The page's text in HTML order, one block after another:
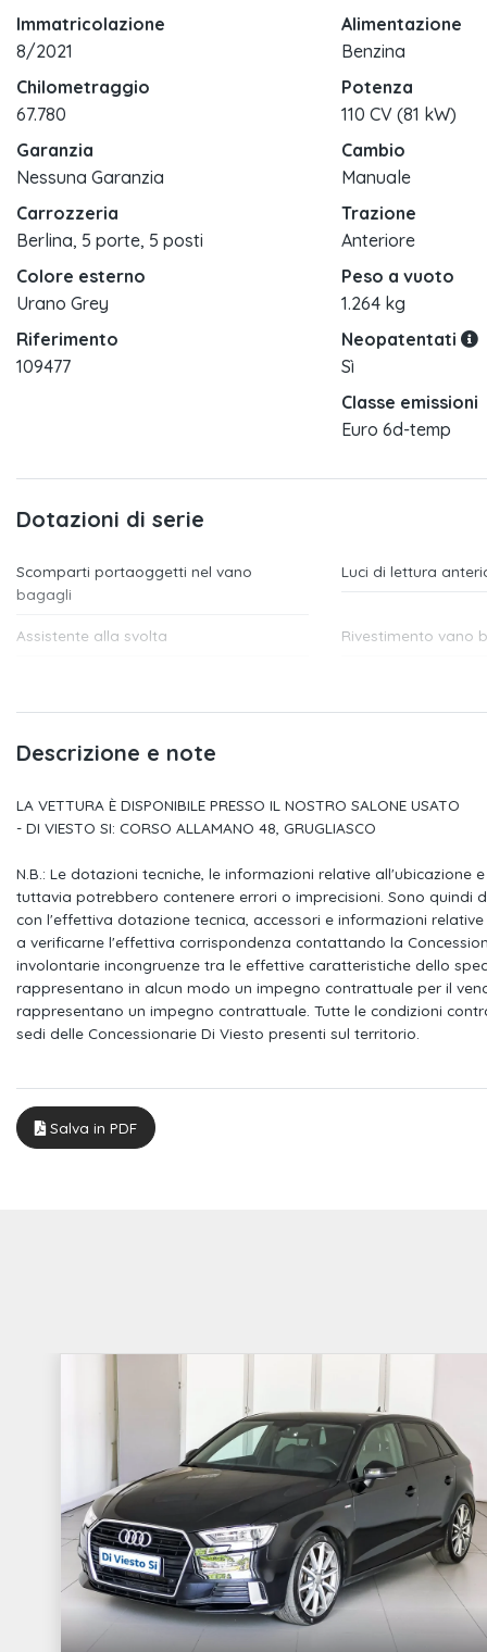
Immatricolazione
8/2021
Chilometraggio
67.780
Garanzia
Nessuna Garanzia
Carrozzeria
Berlina, 5 porte, 5 posti
Colore esterno
Urano Grey
Riferimento
109477
Alimentazione
Benzina
Potenza
110 CV (81 kW)
Cambio
Manuale
Trazione
Anteriore
Peso a vuoto
1.264 kg
Neopatentati
Sì
Classe emissioni
Euro 6d-temp
Dotazioni di serie
Scomparti portaoggetti nel vano
bagagli
Luci di lettura
Assistente alla svolta Rivestimento vano
Alette parasole orientabili con
Radio
4 prese usb-c (2 anteriori e 2 posteriori
con sola
Presa di corrente
Specchietti retrovisori esterni regolabilie
riscaldabili elettricamente
Specchietti
porte verniciati nel
Appoggiatesta posteriori regolabili in
altezza
Servosterzo
servotronic in
Front assist con frenata di emergenza
city emergency brake e
Sistema di frenata
Cinture di sicurezza anteriori
Proiettori anteriori
Ambient light interno a 10 tonalità Illuminazione vano
Specchietto retrovisore schermabile
manualmente
App-connect
Cerchi in lega "norfolk" 7 j x 16'' con
pneumatici
Tappetini anteriori e
Controllo elettronico stabilità (esc) con
assistente di controsterzata dsr, abs
Dispositivo
Descrizione e note
LA VETTURA È DISPONIBILE PRESSO IL NOSTRO SALONE USATO
- DI VIESTO SI: CORSO ALLAMANO 48, GRUGLIASCO
N.B.: Le dotazioni tecniche, le informazioni relative all'ubicazione
tuttavia potrebbero contenere errori o imprecisioni. Sono quindi
con l'effettiva dotazione tecnica, accessori e informazioni
a verificarne l'effettiva corrispondenza contattando la
involontarie incongruenze tra le effettive caratteristiche dello
rappresentano in alcun modo un impegno contrattuale per il
rappresentano un impegno contrattuale. Tutte le condizioni
sedi delle Concessionarie Di Viesto presenti sul territorio.
Salva in PDF